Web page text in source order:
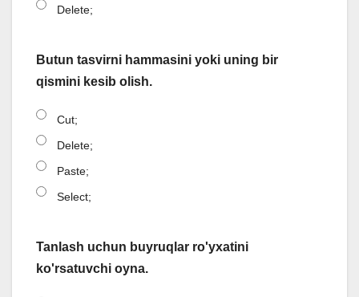
Delete;
Butun tasvirni hammasini yoki uning bir
qismini kesib olish.
Cut;
Delete;
Paste;
Select;
Tanlash uchun buyruqlar ro'yxatini
ko'rsatuvchi oyna.